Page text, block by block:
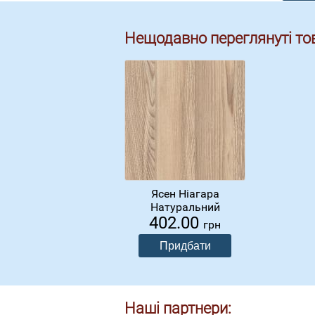
Нещодавно переглянуті
Ясен Ніагара
Натуральний
402.00 грн
Наші партнери: